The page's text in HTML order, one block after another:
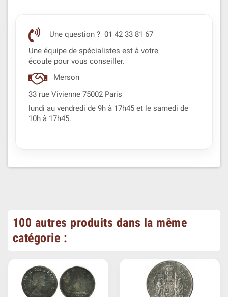
Une question ? 01 42 33 81 67
Une équipe de spécialistes est à votre
écoute pour vous conseiller.
Merson
33 rue Vivienne 75002 Paris
lundi au vendredi de 9h à 17h45 et le samedi de
10h à 17h45.
100 autres produits dans la même
catégorie :